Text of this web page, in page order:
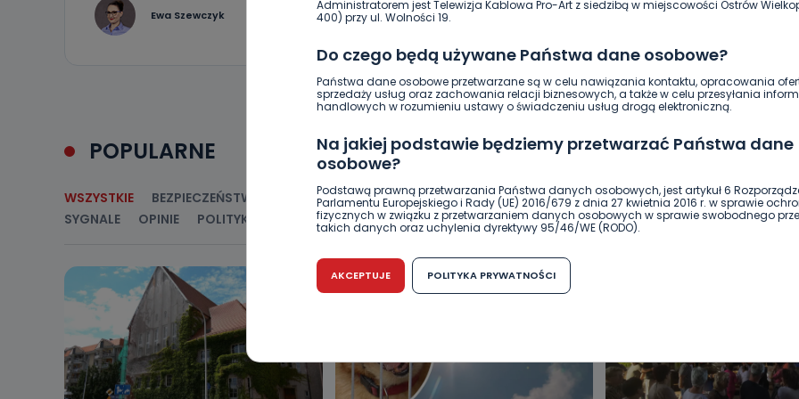
Administratorem jest Telewizja Kablowa Pro-Art z siedzibą w miejscowości Ostrów
400) przy ul. Wolności 19.
Do czego będą używane Państwa dane osobowe?
Państwa dane osobowe przetwarzane są w celu nawiązania kontaktu, opracowania
sprzedaży usług oraz zachowania relacji biznesowych, a także w celu przesyłania
handlowych w rozumieniu ustawy o świadczeniu usług drogą elektroniczną.
Na jakiej podstawie będziemy przetwarzać Państwa dane
osobowe?
Podstawą prawną przetwarzania Państwa danych osobowych, jest artykuł 6
Parlamentu Europejskiego i Rady (UE) 2016/679 z dnia 27 kwietnia 2016 r. w sprawie
fizycznych w związku z przetwarzaniem danych osobowych w sprawie swobodnego
takich danych oraz uchylenia dyrektywy 95/46/WE (RODO).
Czy jest możliwość cofnięcia zgody?
Podanie danych osobowych jest dobrowolne, nie jest wymogiem ustawowym lub
Kiedy i komu możemy przekazać Państwa dane?
AKCEPTUJE POLITYKA PRYWATNOŚCI
Ewa Szewczyk 0 0
POPULARNE
WSZYSTKIE BEZPIECZEŃSTWO CIEKAWOSTKI EDUKACJA GOSPODARKA I FINANSE HISTORIA
SYGNALE
OPINIE POLITYKA RELIGIA SAMORZĄD ŚRODOWISKO WASZE INFO WSZYSTKICH ŚWIĘTYCH